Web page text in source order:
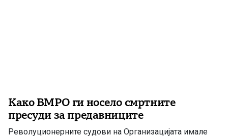
Како ВМРО ги носело смртните
пресуди за предавниците
Револуционерните судови на Организацијата имале